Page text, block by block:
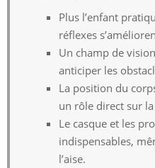
Plus l’enfant
réflexes
Un champ de
anticiper les
La position du
un rôle direct sur
Le casque et les
indispensables,
l’aise.